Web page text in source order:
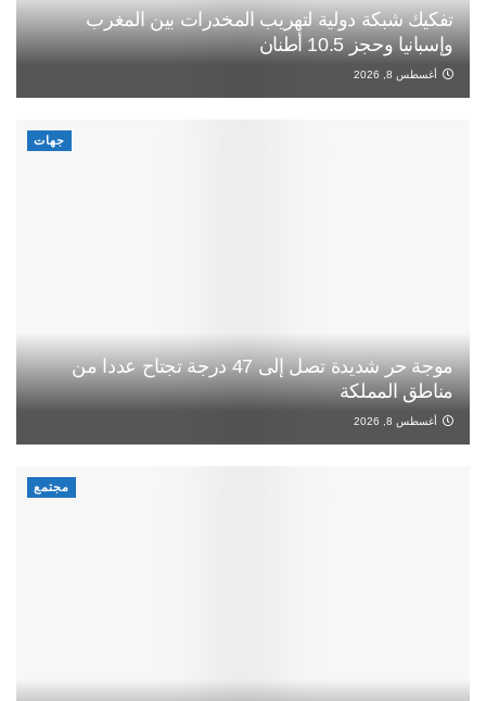
تفكيك شبكة دولية لتهريب المخدرات بين المغرب
وإسبانيا وحجز 10.5 أطنان
أغسطس 8, 2026
جهات
موجة حر شديدة تصل إلى 47 درجة تجتاح عددا من
مناطق المملكة
أغسطس 8, 2026
مجتمع